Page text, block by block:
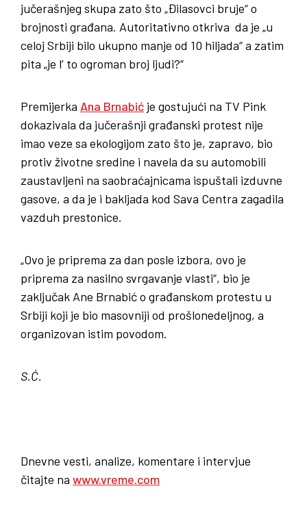
jučerašnjeg skupa zato što „Đilasovci bruje“ o
brojnosti građana. Autoritativno otkriva da je „u
celoj Srbiji bilo ukupno manje od 10 hiljada“ a zatim
pita „je l’ to ogroman broj ljudi?“
Premijerka Ana Brnabić je gostujući na TV Pink
dokazivala da jučerašnji građanski protest nije
imao veze sa ekologijom zato što je, zapravo, bio
protiv životne sredine i navela da su automobili
zaustavljeni na saobraćajnicama ispuštali izduvne
gasove, a da je i bakljada kod Sava Centra zagadila
vazduh prestonice.
„Ovo je priprema za dan posle izbora, ovo je
priprema za nasilno svrgavanje vlasti“, bio je
zaključak Ane Brnabić o građanskom protestu u
Srbiji koji je bio masovniji od prošlonedeljnog, a
organizovan istim povodom.
S.Ć.
Dnevne vesti, analize, komentare i intervjue
čitajte na www.vreme.com